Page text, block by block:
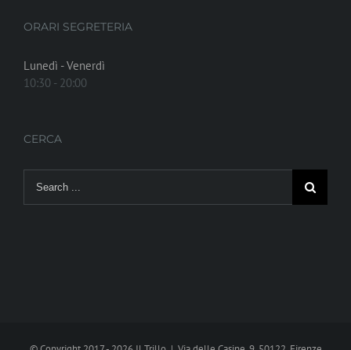
ORARI SEGRETERIA
Lunedì - Venerdì
10:30 - 20:00
CERCA
for: